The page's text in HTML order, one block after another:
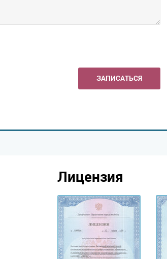
ЗАПИСАТЬСЯ
Лицензия